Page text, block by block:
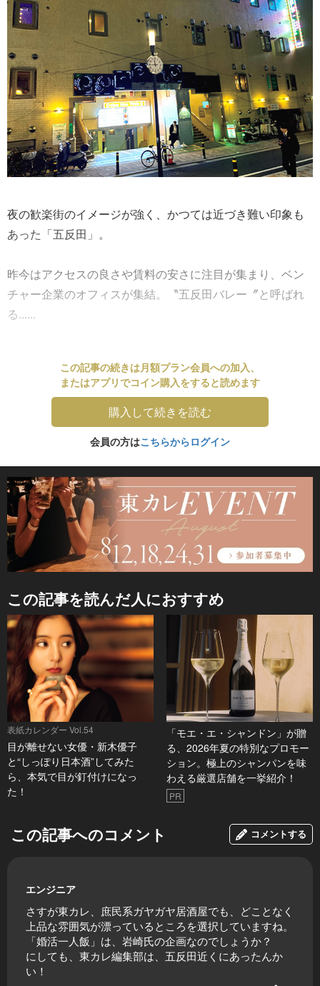
夜の歓楽街のイメージが強く、かつては近づき難い印象も
あった「五反田」。
昨今はアクセスの良さや賃料の安さに注目が集まり、ベン
チャー企業のオフィスが集結。〝五反田バレー〞と呼ばれ
る......
この記事の続きは月額プラン会員への加入、
またはアプリでコイン購入をすると読めます
購入して続きを読む
会員の方はこちらからログイン
この記事を読んだ人におすすめ
表紙カレンダー Vol.54
目が離せない女優・新木優子
と“しっぽり日本酒”してみた
ら、本気で目が釘付けになっ
た！
「モエ・エ・シャンドン」が贈
る、2026年夏の特別なプロモー
ション。極上のシャンパンを味
わえる厳選店舗を一挙紹介！
PR
この記事へのコメント コメントする
エンジニア
さすが東カレ、庶民系ガヤガヤ居酒屋でも、どことなく
上品な雰囲気が漂っているところを選択していますね。
「婚活一人飯」は、岩崎氏の企画なのでしょうか？
にしても、東カレ編集部は、五反田近くにあったんか
い！